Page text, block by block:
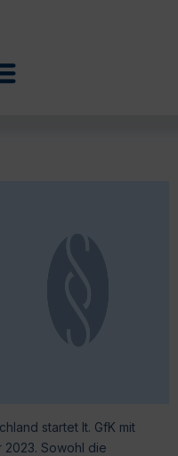
startet lt. GfK mit
2023. Sowohl die